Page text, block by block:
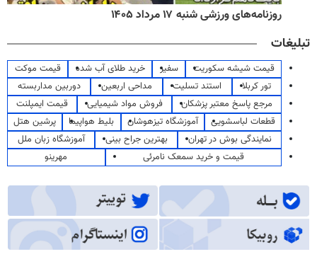
روزنامه‌های ورزشی شنبه ۱۷ مرداد ۱۴۰۵
تبلیغات
قیمت شیشه سکوریت سفیر خرید طلای آب شده
قیمت موکت
تور کربلا
استند تسلیت مداحی اربعین
دوربین مداربسته
مرجع پاسخ معتبر پزشکان
فروش مواد شیمیایی
قیمت ایمپلنت
قطعات لباسشویی
آموزشگاه تیزهوشان بلیط هواپیما
پرشین هتل
نمایندگی بوش در تهران
بهترین جراح بینی
آموزشگاه زبان ملل
قیمت و خرید سمعک نامرئی
مهرینو